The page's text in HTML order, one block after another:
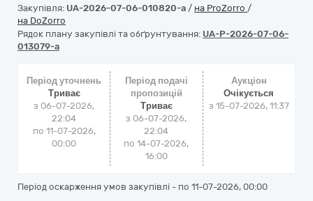
Закупівля: UA-2026-07-06-010820-a / на ProZorro /
на DoZorro
Рядок плану закупівлі та обґрунтування: UA-P-2026-07-06-
013079-a
Період уточнень
Триває
з 06-07-2026,
22:04
по 11-07-2026,
00:00
Період подачі
пропозицій
Триває
з 06-07-2026,
22:04
по 14-07-2026,
16:00
Аукціон
Очікується
з 15-07-2026, 11:37
Період оскарження умов закупівлі - по 11-07-2026, 00:00